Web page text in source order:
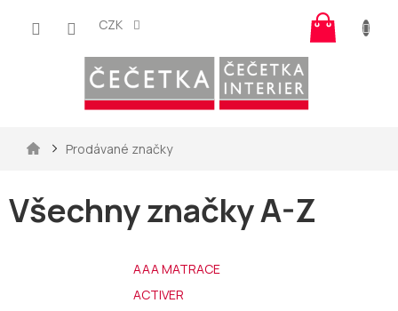
CZK
košík
DomůProdávané značky
Všechny značky A-Z
AAA MATRACE
ACTIVER